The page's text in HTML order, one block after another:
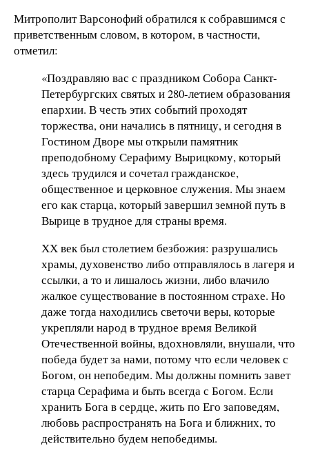
Митрополит Варсонофий обратился к собравшимся с
приветственным словом, в котором, в частности,
отметил:
«Поздравляю вас с праздником Собора Санкт-
Петербургских святых и 280-летием образования
епархии. В честь этих событий проходят
торжества, они начались в пятницу, и сегодня в
Гостином Дворе мы открыли памятник
преподобному Серафиму Вырицкому, который
здесь трудился и сочетал гражданское,
общественное и церковное служения. Мы знаем
его как старца, который завершил земной путь в
Вырице в трудное для страны время.
ХХ век был столетием безбожия: разрушались
храмы, духовенство либо отправлялось в лагеря и
ссылки, а то и лишалось жизни, либо влачило
жалкое существование в постоянном страхе. Но
даже тогда находились светочи веры, которые
укрепляли народ в трудное время Великой
Отечественной войны, вдохновляли, внушали, что
победа будет за нами, потому что если человек с
Богом, он непобедим. Мы должны помнить завет
старца Серафима и быть всегда с Богом. Если
хранить Бога в сердце, жить по Его заповедям,
любовь распространять на Бога и ближних, то
действительно будем непобедимы.